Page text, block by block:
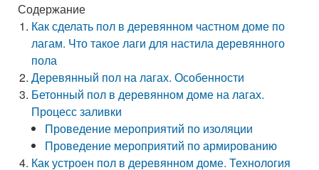
Содержание
Как сделать пол в деревянном частном доме по
лагам. Что такое лаги для настила деревянного
пола
Деревянный пол на лагах. Особенности
Бетонный пол в деревянном доме на лагах.
Процесс заливки
Проведение мероприятий по изоляции
Проведение мероприятий по армированию
Как устроен пол в деревянном доме. Технология